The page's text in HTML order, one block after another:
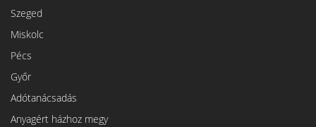
Szeged
Miskolc
Pécs
Győr
Adótanácsadás
Anyagért házhoz megy